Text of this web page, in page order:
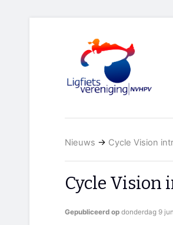
Nieuws → Cycle Vision
Cycle Vision
Gepubliceerd op donderdag 9